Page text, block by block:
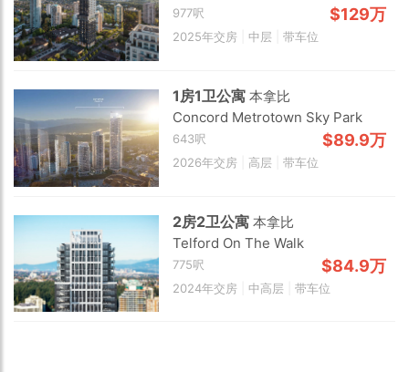
Choose view
Map view
Traffic conditions
Show traffic incidents
977呎 $129万
2025年交房 中层 带车位
1房1卫公寓本拿比
Concord Metrotown Sky Park
643呎 $89.9万
2026年交房 高层 带车位
2房2卫公寓本拿比
Telford On The Walk
775呎 $84.9万
2024年交房 中高层 带车位